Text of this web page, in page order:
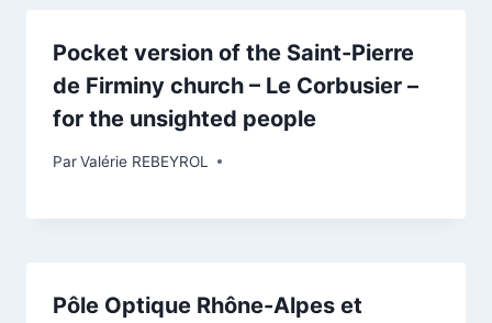
Pocket version of the Saint-Pierre
de Firminy church – Le Corbusier –
for the unsighted people
ParValérie REBEYROL
Pôle Optique Rhône-Alpes et